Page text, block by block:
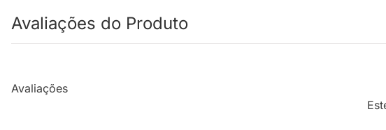
Avaliações do Produto
Avaliações